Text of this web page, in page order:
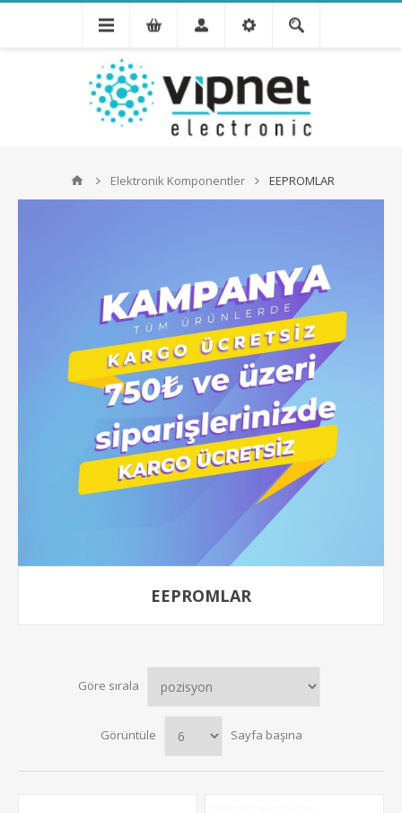
Elektronik Komponentler EEPROMLAR
EEPROMLAR
Göre sırala
Görüntüle Sayfa başına